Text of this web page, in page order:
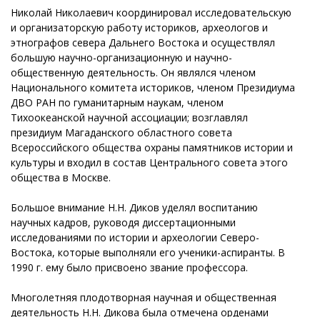
Николай Николаевич координировал исследовательскую
и организаторскую работу историков, археологов и
этнографов севера Дальнего Востока и осуществлял
большую научно-организационную и научно-
общественную деятельность. Он являлся членом
Национального комитета историков, членом Президиума
ДВО РАН по гуманитарным наукам, членом
Тихоокеанской научной ассоциации; возглавлял
президиум Магаданского областного совета
Всероссийского общества охраны памятников истории и
культуры и входил в состав Центрального совета этого
общества в Москве.
Большое внимание Н.Н. Диков уделял воспитанию
научных кадров, руководя диссертационными
исследованиями по истории и археологии Северо-
Востока, которые выполняли его ученики-аспиранты. В
1990 г. ему было присвоено звание профессора.
Многолетняя плодотворная научная и общественная
деятельность Н.Н. Дикова была отмечена орденами